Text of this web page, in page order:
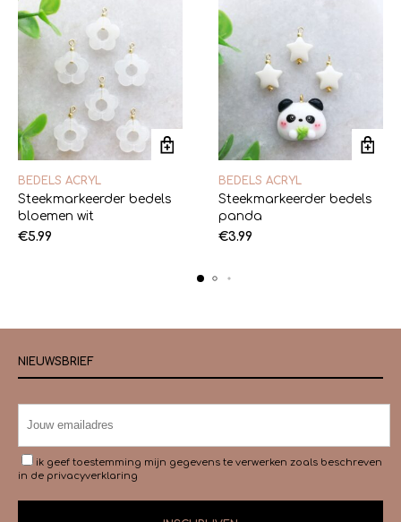
BEDELS ACRYL
Steekmarkeerder bedels
bloemen wit
€5.99
BEDELS ACRYL
Steekmarkeerder bedels
panda
€3.99
NIEUWSBRIEF
ik geef toestemming mijn gegevens te verwerken zoals beschreven
in de privacyverklaring